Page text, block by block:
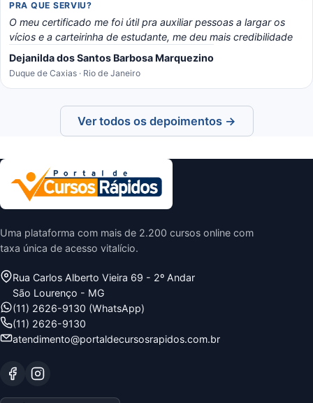
PRA QUE SERVIU?
O meu certificado me foi útil pra auxiliar pessoas a largar os
vícios e a carteirinha de estudante, me deu mais credibilidade
Dejanilda dos Santos Barbosa Marquezino
Duque de Caxias · Rio de Janeiro
Ver todos os depoimentos →
Uma plataforma com mais de 2.200 cursos online com
taxa única de acesso vitalício.
Rua Carlos Alberto Vieira 69 - 2º Andar
São Lourenço - MG
(11) 2626-9130 (WhatsApp)
(11) 2626-9130
atendimento@portaldecursosrapidos.com.br